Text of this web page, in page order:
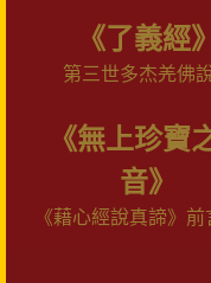
《了義經》
第三世多杰羌佛
《無上珍寶
音》
《藉心經說真諦》前